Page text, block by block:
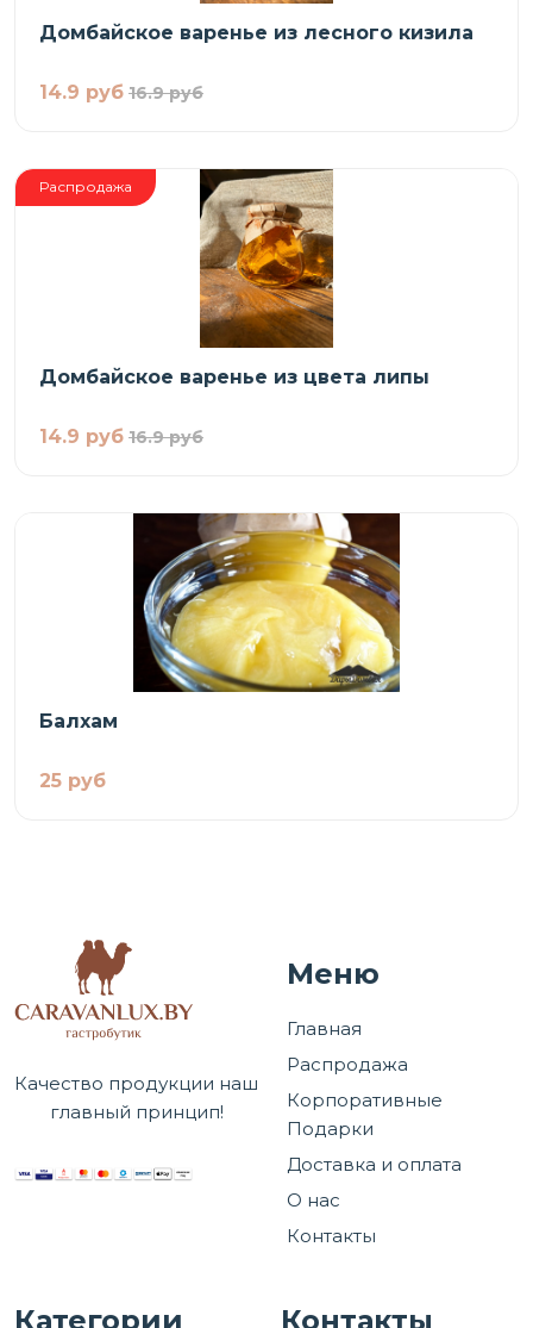
Домбайское варенье из лесного кизила
14.9 руб 16.9 руб
Распродажа
Домбайское варенье из цвета липы
14.9 руб 16.9 руб
Балхам
25 руб
Качество продукции наш
главный принцип!
Меню
Главная
Распродажа
Корпоративные
Подарки
Доставка и оплата
О нас
Контакты
Категории Контакты